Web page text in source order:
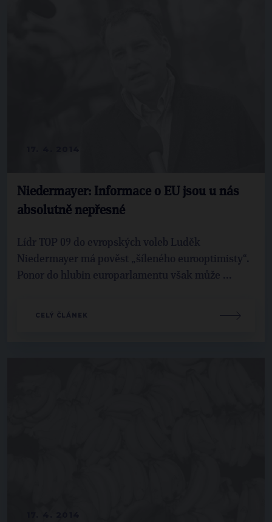
Niedermayer: Informace o EU jsou u nás
absolutně nepřesné
Lídr TOP 09 do evropských voleb Luděk
Niedermayer má pověst „šíleného eurooptimisty“.
Ponor do hlubin europarlamentu však může ...
CELÝ ČLÁNEK